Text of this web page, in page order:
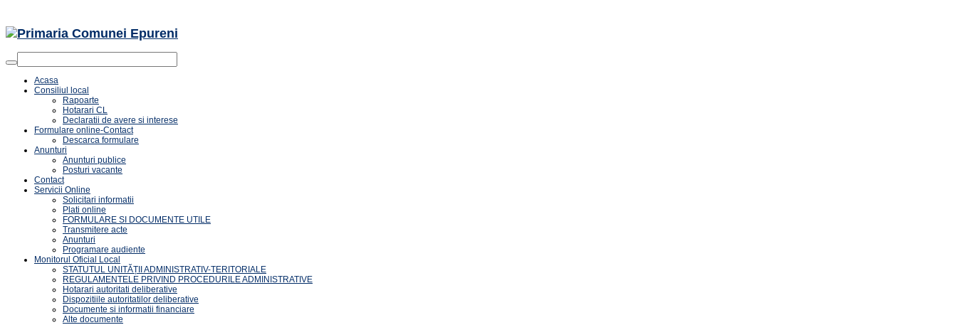
Acasa
Consiliul local
Rapoarte
Hotarari CL
Declaratii de avere si interese
Formulare online-Contact
Descarca formulare
Anunturi
Anunturi publice
Posturi vacante
Contact
Servicii Online
Solicitari informatii
Plati online
FORMULARE SI DOCUMENTE UTILE
Transmitere acte
Anunturi
Programare audiente
Monitorul Oficial Local
STATUTUL UNITĂȚII ADMINISTRATIV-TERITORIALE
REGULAMENTELE PRIVIND PROCEDURILE ADMINISTRATIVE
Hotarari autoritati deliberative
Dispozitiile autoritatilor deliberative
Documente si informatii financiare
Alte documente